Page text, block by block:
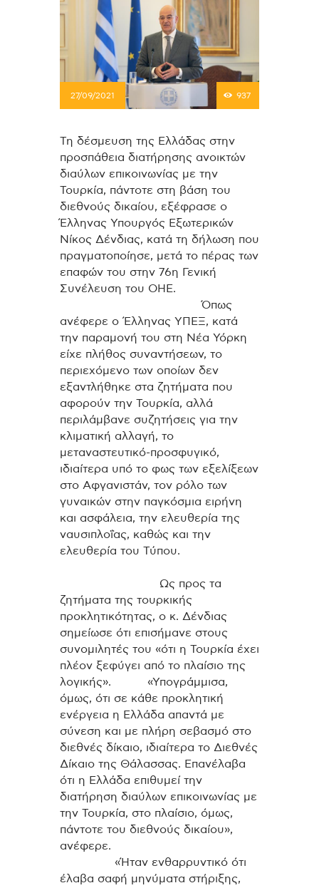
27/09/2021 937
Τη δέσμευση της Ελλάδας στην
προσπάθεια διατήρησης ανοικτών
διαύλων επικοινωνίας με την
Τουρκία, πάντοτε στη βάση του
διεθνούς δικαίου, εξέφρασε ο
Έλληνας Υπουργός Εξωτερικών
Νίκος Δένδιας, κατά τη δήλωση που
πραγματοποίησε, μετά το πέρας των
επαφών του στην 76η Γενική
Συνέλευση του ΟΗΕ.
Όπως
ανέφερε ο Έλληνας ΥΠΕΞ, κατά
την παραμονή του στη Νέα Υόρκη
είχε πλήθος συναντήσεων, το
περιεχόμενο των οποίων δεν
εξαντλήθηκε στα ζητήματα που
αφορούν την Τουρκία, αλλά
περιλάμβανε συζητήσεις για την
κλιματική αλλαγή, το
μεταναστευτικό-προσφυγικό,
ιδιαίτερα υπό το φως των εξελίξεων
στο Αφγανιστάν, τον ρόλο των
γυναικών στην παγκόσμια ειρήνη
και ασφάλεια, την ελευθερία της
ναυσιπλοΐας, καθώς και την
ελευθερία του Τύπου.
Ως προς τα
ζητήματα της τουρκικής
προκλητικότητας, ο κ. Δένδιας
σημείωσε ότι επισήμανε στους
συνομιλητές του «ότι η Τουρκία έχει
πλέον ξεφύγει από το πλαίσιο της
λογικής». «Υπογράμμισα,
όμως, ότι σε κάθε προκλητική
ενέργεια η Ελλάδα απαντά με
σύνεση και με πλήρη σεβασμό στο
διεθνές δίκαιο, ιδιαίτερα το Διεθνές
Δίκαιο της Θάλασσας. Επανέλαβα
ότι η Ελλάδα επιθυμεί την
διατήρηση διαύλων επικοινωνίας με
την Τουρκία, στο πλαίσιο, όμως,
πάντοτε του διεθνούς δικαίου»,
ανέφερε.
«Ήταν ενθαρρυντικό ότι
έλαβα σαφή μηνύματα στήριξης,